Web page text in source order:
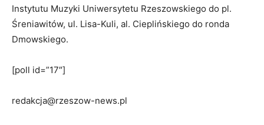
Instytutu Muzyki Uniwersytetu Rzeszowskiego do pl.
Śreniawitów, ul. Lisa-Kuli, al. Cieplińskiego do ronda
Dmowskiego.
[poll id=”17″]
redakcja@rzeszow-news.pl